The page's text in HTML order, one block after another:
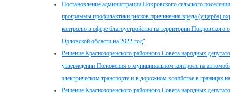
Постановление администрации Покровского сельского
программы профилактики рисков причинения вреда (ущерба)
контролю в сфере благоустройства на территории Покровского
Орловской области на 2022 год"
Решение Краснозоренского районного Совета народных
утверждении Положения о муниципальном контроле на
электрическом транспорте и в дорожном хозяйстве в границах
Решение Краснозоренского районного Совета народных